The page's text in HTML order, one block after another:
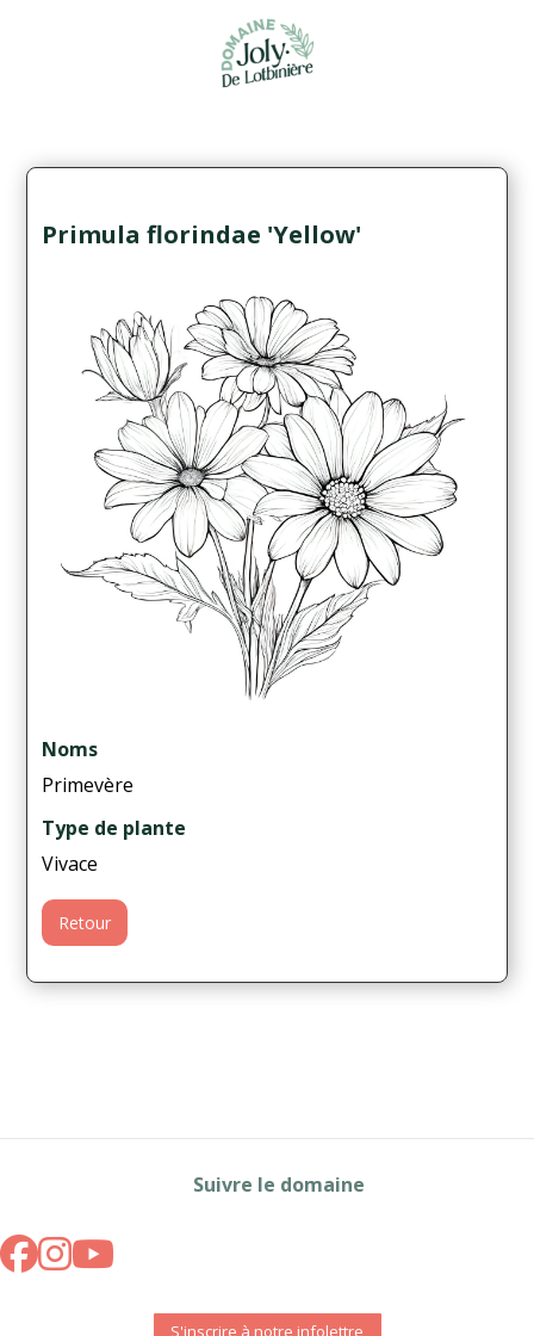
Primula florindae 'Yellow'
Noms
Primevère
Type de plante
Vivace
Retour
Suivre le domaine
S'inscrire à notre infolettre